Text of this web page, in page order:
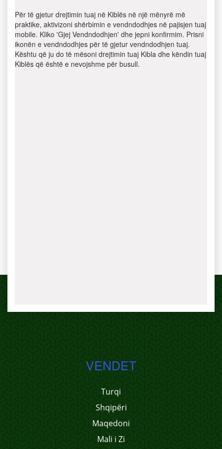
Për të gjetur drejtimin tuaj në Kiblës në një mënyrë më
praktike, aktivizoni shërbimin e vendndodhjes në pajisjen tuaj
mobile. Kliko 'Gjej Vendndodhjen' dhe jepni konfirmim. Prisni
ikonën e vendndodhjes për të gjetur vendndodhjen tuaj.
Kështu që ju do të mësoni drejtimin tuaj Kibla dhe këndin tuaj
Kiblës që është e nevojshme për busull.
VENDET
Turqi
Shqipëri
Maqedoni
Mali i Zi